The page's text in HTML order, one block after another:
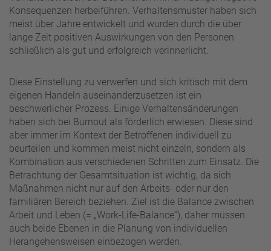
Konsequenzen herbeiführen. Verhaltensmuster haben sich
meist über Jahre entwickelt und wurden durch die über
lange Zeit positiven Auswirkungen von den Personen
schließlich als gut und erfolgreich verinnerlicht.
Diese Einstellung zu verwerfen und sich kritisch mit dem
eigenen Handeln auseinanderzusetzen ist ein
beschwerlicher Prozess. Einige Verhaltensänderungen
haben sich bei Burnout als förderlich erwiesen. Diese sind
aber immer im Kontext der Betroffenen individuell zu
beurteilen und kommen meist nicht einzeln, sondern als
Kombination aus verschiedenen Schritten zum Einsatz. Die
Betrachtung der Gesamtsituation ist wichtig, da sich
Maßnahmen nicht nur auf den Arbeits- oder nur den
familiären Bereich beziehen. Ziel ist die Balance zwischen
Arbeit und Leben (= „Work-Life-Balance“), daher müssen
auch beide Ebenen in die Planung von individuellen
Herangehensweisen einbezogen werden.